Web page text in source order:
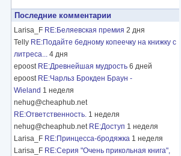
Последние комментарии
Larisa_F RE:Беляевская премия 2 дня
Telly RE:Подайте бедному копеечку на книжку с
литреса... 4 дня
epoost RE:Древнейшая мудрость 6 дней
epoost RE:Чарльз Брокден Браун -
Wieland 1 неделя
nehug@cheaphub.net
RE:Ответственность. 1 неделя
nehug@cheaphub.net RE:Доступ 1 неделя
Larisa_F RE:Принцесса-бродяжка 1 неделя
Larisa_F RE:Серия "Очень прикольная книга",